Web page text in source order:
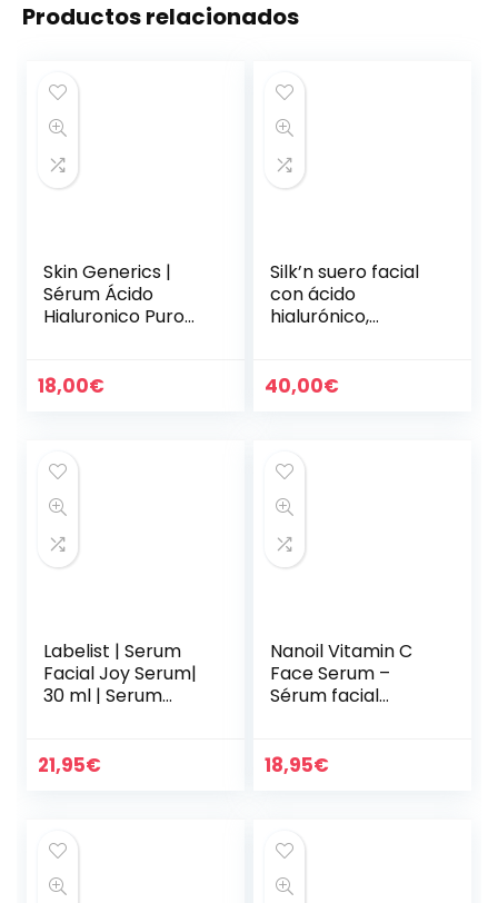
Productos relacionados
Skin Generics |
Sérum Ácido
Hialuronico Puro
Hidratante que
18,00€
Silk’n suero facial
con ácido
hialurónico,
40,00€
Labelist | Serum
Facial Joy Serum|
30 ml | Serum
Pieles | Estimula la
21,95€
Nanoil Vitamin C
Face Serum –
Sérum facial
antienvejecimient
18,95€